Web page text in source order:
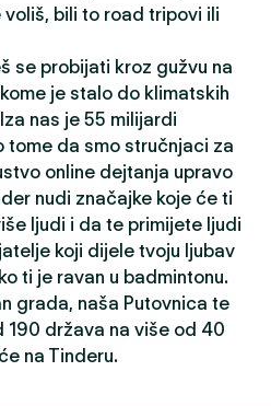
bili to road tripovi ili
se probijati kroz gužvu na
je stalo do klimatskih
nas je 55 milijardi
da smo stručnjaci za
online dejtanja upravo
nudi značajke koje će ti
ljudi i da te primijete ljudi
koji dijele tvoju ljubav
ti je ravan u badmintonu.
grada, naša Putovnica te
190 država na više od 40
na Tinderu.